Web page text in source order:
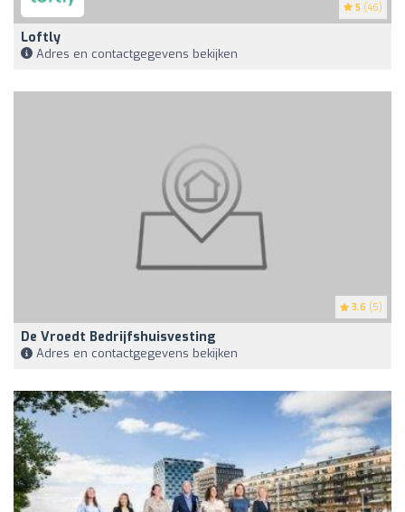
5 (46)
Loftly
Adres en contactgegevens bekijken
3.6 (5)
De Vroedt Bedrijfshuisvesting
Adres en contactgegevens bekijken